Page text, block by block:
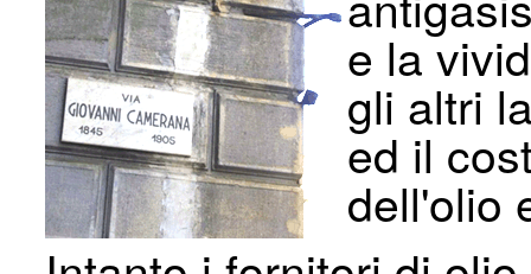
e la
gli altri
ed il
dell'olio